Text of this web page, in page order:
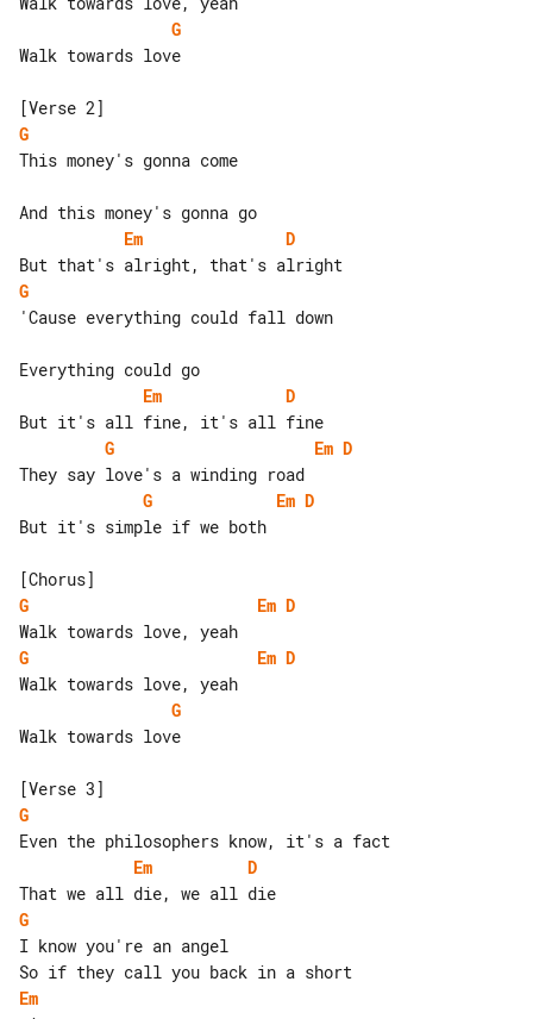
G
Walk towards love
G
This money's gonna come
Em
D
G
'Cause everything could fall down
Em
D
G
Em D
G
Em D
But it's simple if we both
G
Em D
G
Em D
G
Walk towards love
G
Em
D
G
I know you're an angel
Em